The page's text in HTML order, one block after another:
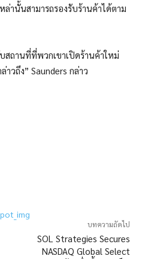
านั้นสามารถรองรับร้านค้าได้ตาม
สถานที่ที่พวกเขาเปิดร้านค้าใหม่
วถึง” Saunders กล่าว
บทความถัดไป
SOL Strategies Secures
NASDAQ Global Select